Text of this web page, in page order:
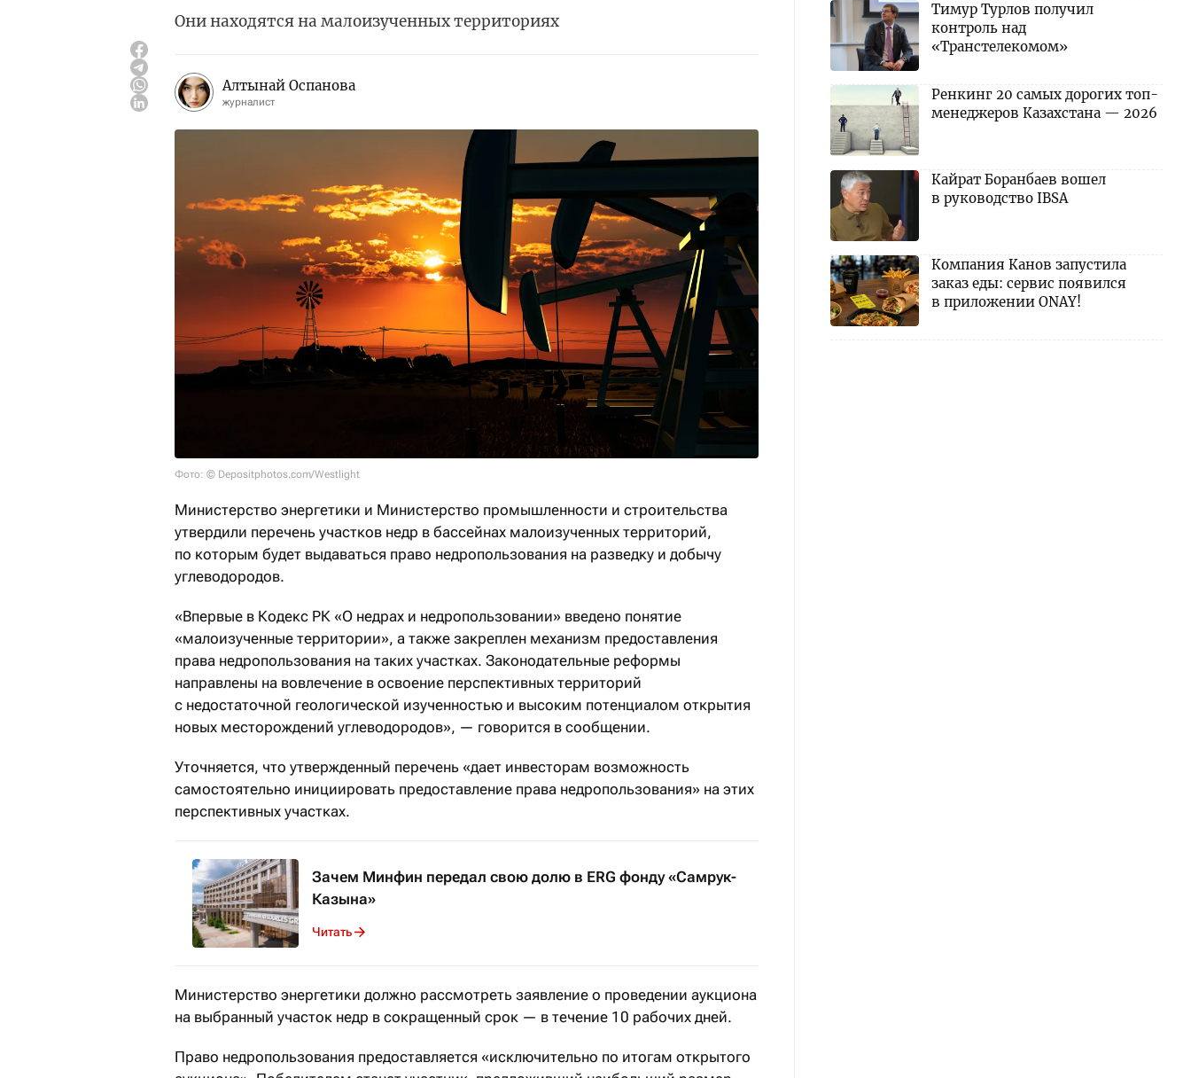
Они находятся на малоизученных территориях
Алтынай Оспанова
журналист
Фото: © Depositphotos.com/Westlight
Министерство энергетики и Министерство промышленности и строительства
утвердили перечень участков недр в бассейнах малоизученных территорий,
по которым будет выдаваться право недропользования на разведку и добычу
углеводородов.
«Впервые в Кодекс РК «О недрах и недропользовании» введено понятие
«малоизученные территории», а также закреплен механизм предоставления
права недропользования на таких участках. Законодательные реформы
направлены на вовлечение в освоение перспективных территорий
с недостаточной геологической изученностью и высоким потенциалом открытия
новых месторождений углеводородов», — говорится в сообщении.
Уточняется, что утвержденный перечень «дает инвесторам возможность
самостоятельно инициировать предоставление права недропользования» на этих
перспективных участках.
Зачем Минфин передал свою долю в ERG фонду «Самрук-
Казына»
Читать
Министерство энергетики должно рассмотреть заявление о проведении аукциона
на выбранный участок недр в сокращенный срок — в течение 10 рабочих дней.
Право недропользования предоставляется «исключительно по итогам открытого
Тимур Турлов получил
контроль над
«Транстелекомом»
Ренкинг 20 самых дорогих топ-
менеджеров Казахстана — 2026
Кайрат Боранбаев вошел
в руководство IBSA
Компания Канов запустила
заказ еды: сервис появился
в приложении ONAY!